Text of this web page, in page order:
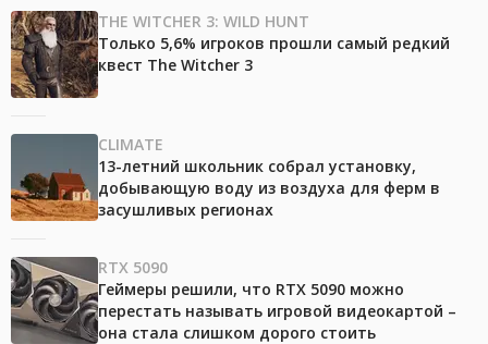
THE WITCHER 3: WILD HUNT
Только 5,6% игроков прошли самый редкий
квест The Witcher 3
CLIMATE
13-летний школьник собрал установку,
добывающую воду из воздуха для ферм в
засушливых регионах
RTX 5090
Геймеры решили, что RTX 5090 можно
перестать называть игровой видеокартой –
она стала слишком дорого стоить